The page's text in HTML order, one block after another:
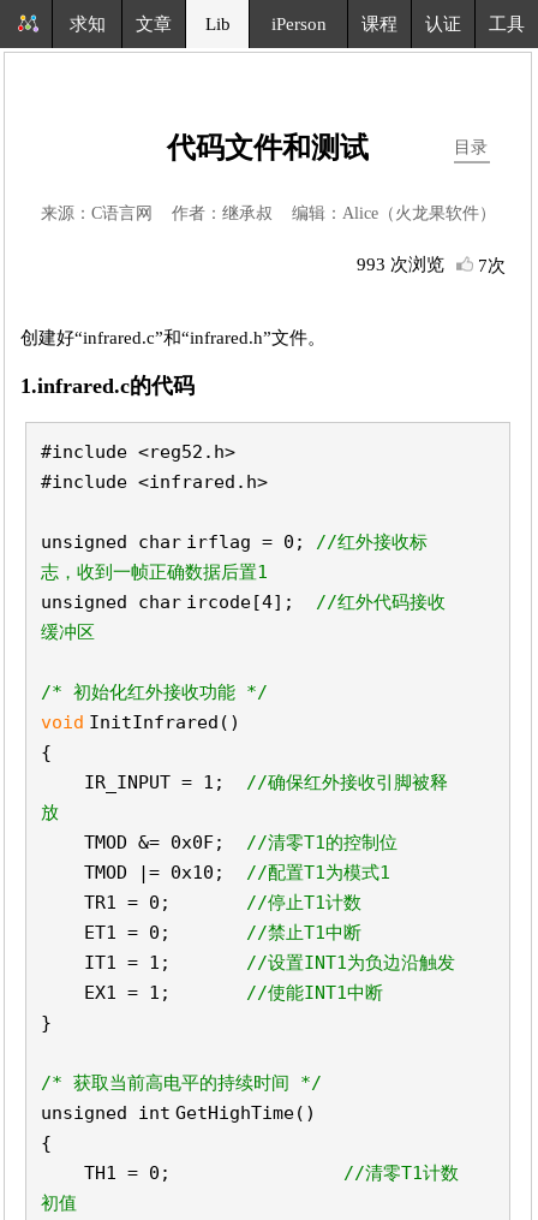
求知 文章 Lib iPerson 课程 认证 工具
目录
代码文件和测试
来源：C语言网 作者：继承叔 编辑：Alice（火龙果软件）
993 次浏览 7次
创建好“infrared.c”和“infrared.h”文件。
1.infrared.c的代码
#include <reg52.h>
#include <infrared.h>
unsigned char irflag = 0; //红外接收标
志，收到一帧正确数据后置1
unsigned char ircode[4]; //红外代码接收
缓冲区
/* 初始化红外接收功能 */
void InitInfrared()
{
IR_INPUT = 1; //确保红外接收引脚被释
放
TMOD &= 0x0F; //清零T1的控制位
TMOD |= 0x10; //配置T1为模式1
TR1 = 0; //停止T1计数
ET1 = 0; //禁止T1中断
IT1 = 1; //设置INT1为负边沿触发
EX1 = 1; //使能INT1中断
}
/* 获取当前高电平的持续时间 */
unsigned int GetHighTime()
{
TH1 = 0; //清零T1计数
初值